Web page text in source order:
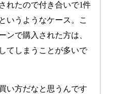
れたので付き合いで1件
いうようなケース。こ
ンで購入された方は、
てしまうことが多いで
い方だなと思うんです